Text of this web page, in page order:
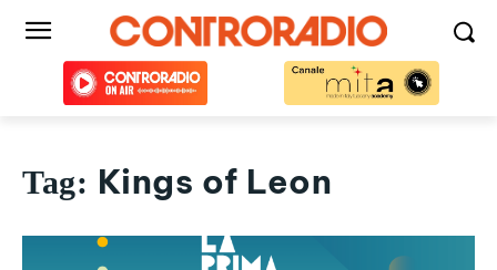
Tag: Kings of Leon